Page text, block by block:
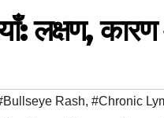
लक्षण,
Rash, #Chronic